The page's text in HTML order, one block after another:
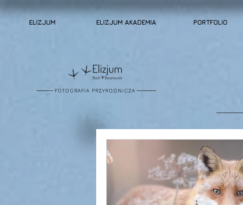
ELIZJUM ELIZJUM AKADEMIA PORTFOLIO
FOTOGRAFIA PRZYRODNICZA